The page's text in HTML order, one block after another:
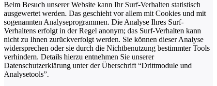
Beim Besuch unserer Website kann Ihr Surf-Verhalten statistisch
ausgewertet werden. Das geschieht vor allem mit Cookies und mit
sogenannten Analyseprogrammen. Die Analyse Ihres Surf-
Verhaltens erfolgt in der Regel anonym; das Surf-Verhalten kann
nicht zu Ihnen zurückverfolgt werden. Sie können dieser Analyse
widersprechen oder sie durch die Nichtbenutzung bestimmter Tools
verhindern. Details hierzu entnehmen Sie unserer
Datenschutzerklärung unter der Überschrift “Drittmodule und
Analysetools”.